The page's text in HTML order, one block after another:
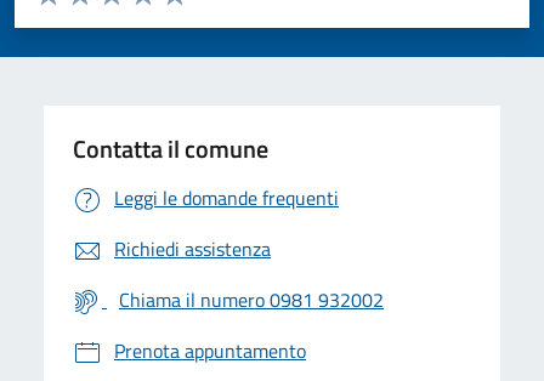
Valuta 5 stelle su 5
Valuta 4 stelle su 5
Valuta 3 stelle su 5
Valuta 2 stelle su 5
Valuta 1 stelle su 5
Contatta il comune
Leggi le domande frequenti
Richiedi assistenza
Chiama il numero 0981 932002
Prenota appuntamento